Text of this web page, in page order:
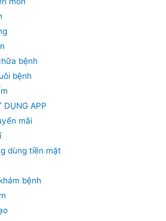
bệnh
bệnh
DỤNG APP
mãi
dùng tiền mặt
bệnh